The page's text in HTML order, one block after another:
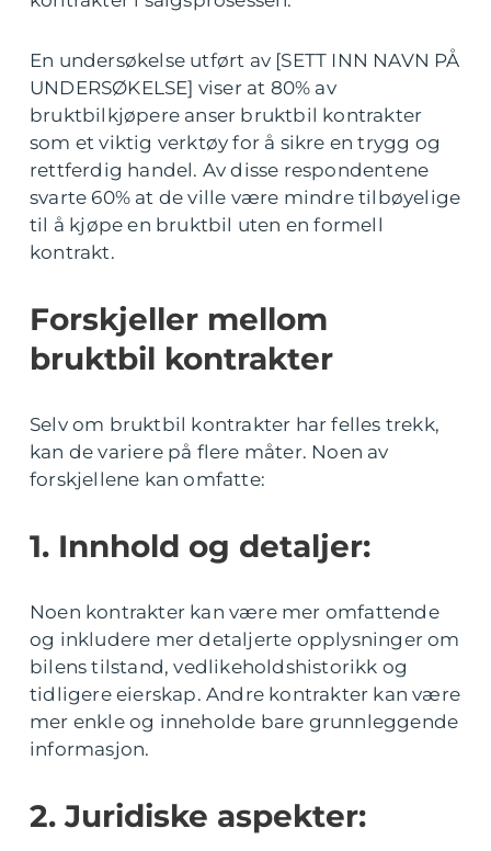
En undersøkelse utført av [SETT INN NAVN PÅ
UNDERSØKELSE] viser at 80% av
bruktbilkjøpere anser bruktbil kontrakter
som et viktig verktøy for å sikre en trygg og
rettferdig handel. Av disse respondentene
svarte 60% at de ville være mindre tilbøyelige
til å kjøpe en bruktbil uten en formell
kontrakt.
Forskjeller mellom
bruktbil kontrakter
Selv om bruktbil kontrakter har felles trekk,
kan de variere på flere måter. Noen av
forskjellene kan omfatte:
1. Innhold og detaljer:
Noen kontrakter kan være mer omfattende
og inkludere mer detaljerte opplysninger om
bilens tilstand, vedlikeholdshistorikk og
tidligere eierskap. Andre kontrakter kan være
mer enkle og inneholde bare grunnleggende
informasjon.
2. Juridiske aspekter: